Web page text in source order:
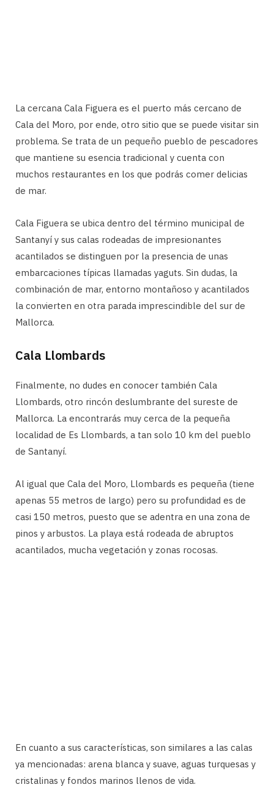
La cercana Cala Figuera es el puerto más cercano de
Cala del Moro, por ende, otro sitio que se puede visitar sin
problema. Se trata de un pequeño pueblo de pescadores
que mantiene su esencia tradicional y cuenta con
muchos restaurantes en los que podrás comer delicias
de mar.
Cala Figuera se ubica dentro del término municipal de
Santanyí y sus calas rodeadas de impresionantes
acantilados se distinguen por la presencia de unas
embarcaciones típicas llamadas yaguts. Sin dudas, la
combinación de mar, entorno montañoso y acantilados
la convierten en otra parada imprescindible del sur de
Mallorca.
Cala Llombards
Finalmente, no dudes en conocer también Cala
Llombards, otro rincón deslumbrante del sureste de
Mallorca. La encontrarás muy cerca de la pequeña
localidad de Es Llombards, a tan solo 10 km del pueblo
de Santanyí.
Al igual que Cala del Moro, Llombards es pequeña (tiene
apenas 55 metros de largo) pero su profundidad es de
casi 150 metros, puesto que se adentra en una zona de
pinos y arbustos. La playa está rodeada de abruptos
acantilados, mucha vegetación y zonas rocosas.
En cuanto a sus características, son similares a las calas
ya mencionadas: arena blanca y suave, aguas turquesas y
cristalinas y fondos marinos llenos de vida.